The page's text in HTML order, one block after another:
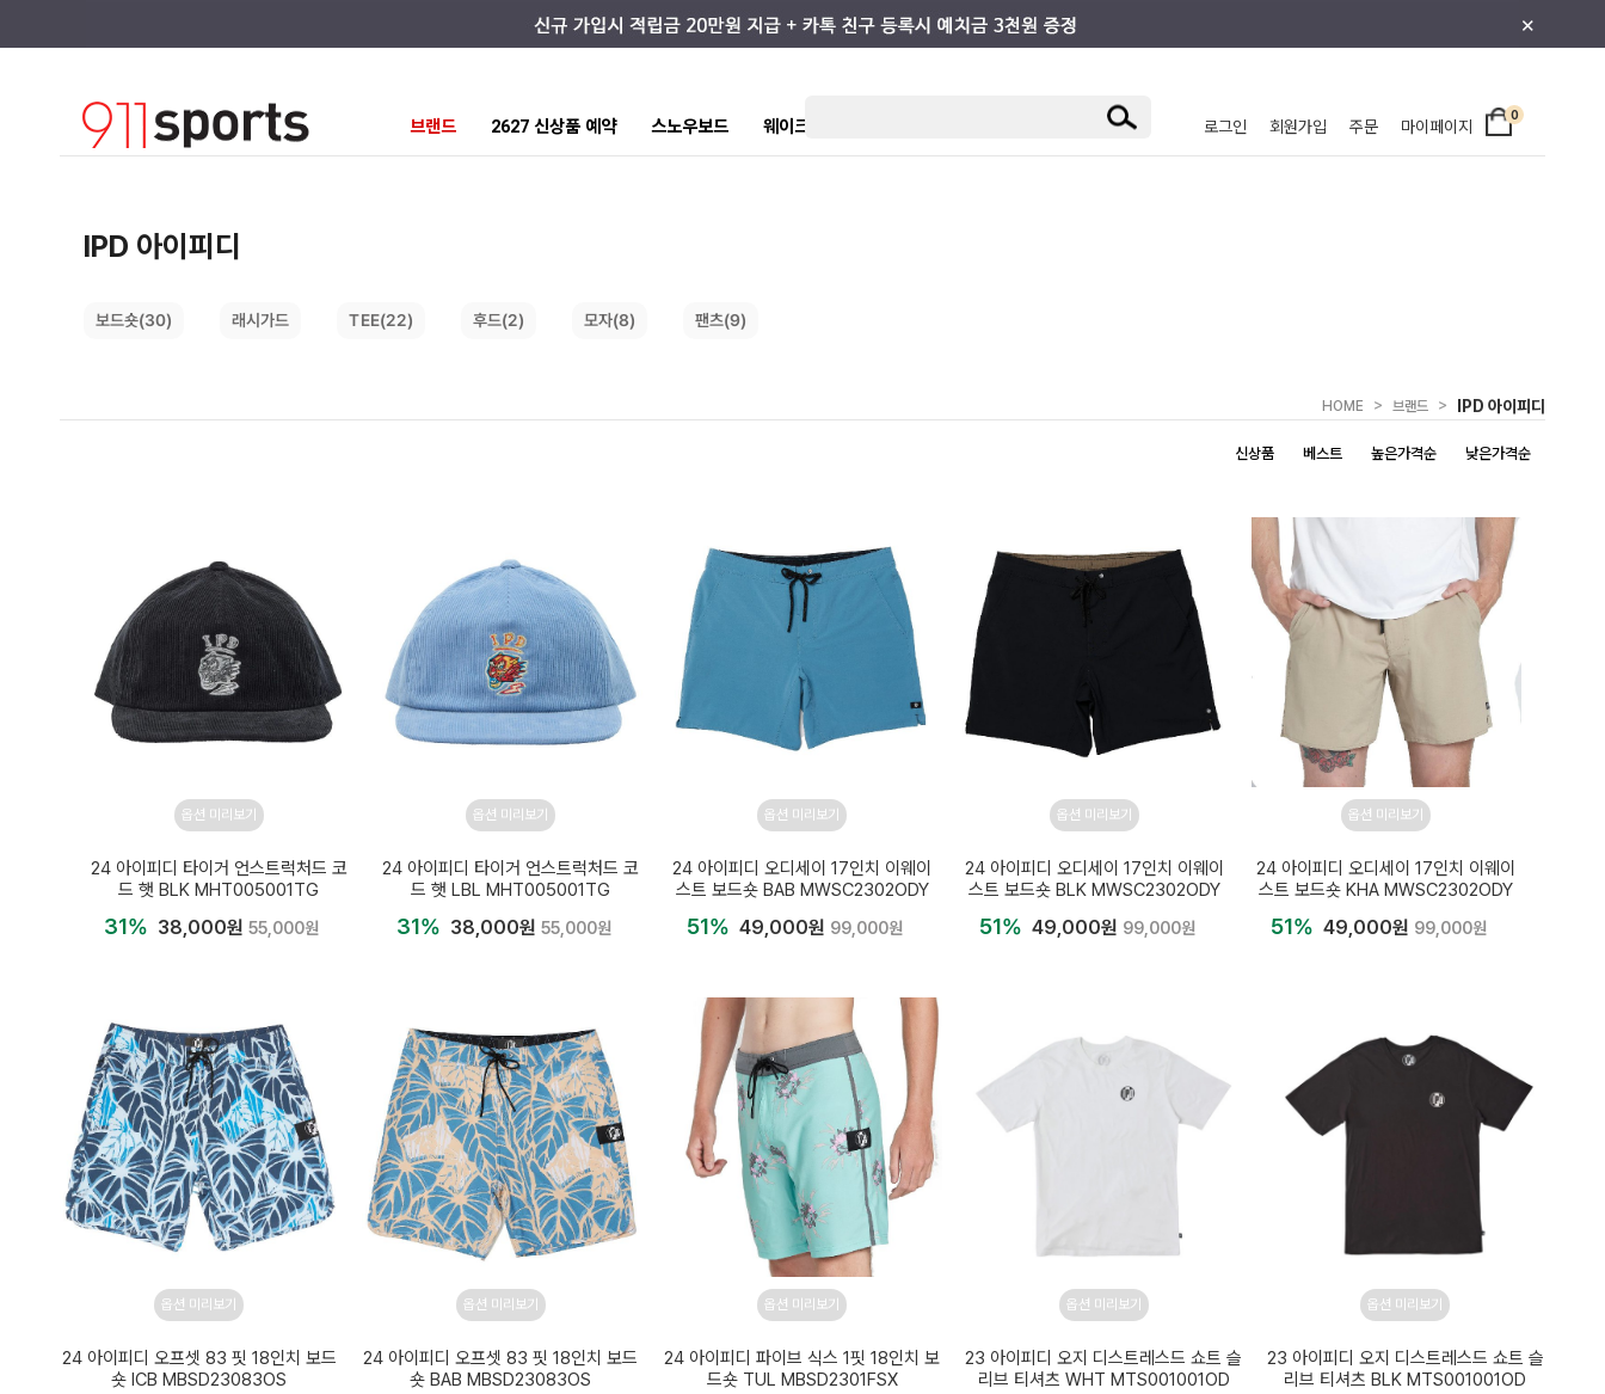
×
브랜드 2627 신상품 예약 스노우보드 웨이크/서핑 키즈/주니어 로그인 회원가입 주문 마이페이지
0
IPD 아이피디
보드숏(30) 래시가드 TEE(22) 후드(2) 모자(8) 팬츠(9)
HOME > 브랜드 > IPD 아이피디
신상품 베스트 높은가격순 낮은가격순
옵션 미리보기
24 아이피디 타이거 언스트럭처드 코
드 햇 BLK MHT005001TG
31% 38,000원 55,000원
옵션 미리보기
24 아이피디 타이거 언스트럭처드 코
드 햇 LBL MHT005001TG
31% 38,000원 55,000원
옵션 미리보기
24 아이피디 오디세이 17인치 이웨이
스트 보드숏 BAB MWSC2302ODY
51% 49,000원 99,000원
옵션 미리보기
24 아이피디 오디세이 17인치 이웨이
스트 보드숏 BLK MWSC2302ODY
51% 49,000원 99,000원
옵션 미리보기
24 아이피디 오디세이 17인치 이웨이
스트 보드숏 KHA MWSC2302ODY
51% 49,000원 99,000원
옵션 미리보기
24 아이피디 오프셋 83 핏 18인치 보드
숏 ICB MBSD23083OS
옵션 미리보기
24 아이피디 오프셋 83 핏 18인치 보드
숏 BAB MBSD23083OS
옵션 미리보기
24 아이피디 파이브 식스 1핏 18인치 보
드숏 TUL MBSD2301FSX
옵션 미리보기
23 아이피디 오지 디스트레스드 쇼트 슬
리브 티셔츠 WHT MTS001001OD
옵션 미리보기
23 아이피디 오지 디스트레스드 쇼트 슬
리브 티셔츠 BLK MTS001001OD